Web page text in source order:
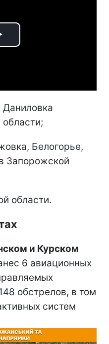
Белогорье,
Запорожской
области.
и Курском
6 авиационных
обстрелов, в том
систем